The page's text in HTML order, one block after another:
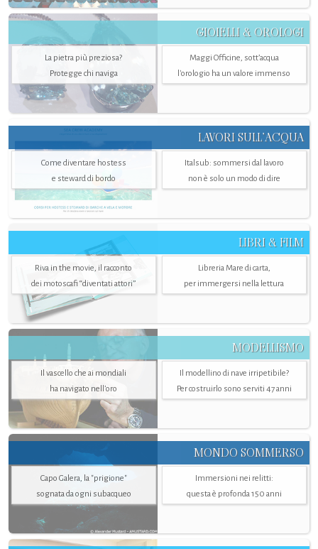
GIOIELLI & OROLOGI
La pietra più preziosa?
Protegge chi naviga
Maggi Officine, sott’acqua
l'orologio ha un valore immenso
LAVORI SULL’ACQUA
Come diventare hostess
e steward di bordo
Italsub: sommersi dal lavoro
non è solo un modo di dire
LIBRI & FILM
Riva in the movie, il racconto
dei motoscafi “diventati attori”
Libreria Mare di carta,
per immergersi nella lettura
MODELLISMO
Il vascello che ai mondiali
ha navigato nell’oro
Il modellino di nave irripetibile?
Per costruirlo sono serviti 47 anni
MONDO SOMMERSO
Capo Galera, la "prigione"
sognata da ogni subacqueo
Immersioni nei relitti:
questa è profonda 150 anni